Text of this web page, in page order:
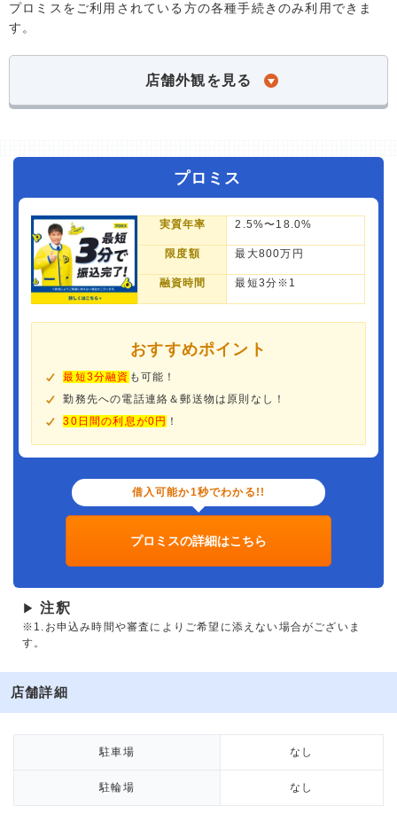
プロミスをご利用されている方の各種手続きのみ利用できま
す。
店舗外観を見る
プロミス
実質年率 2.5%〜18.0%
限度額 最大800万円
融資時間 最短3分※1
おすすめポイント
最短3分融資 も可能！
勤務先への電話連絡＆郵送物は原則なし！
30日間の利息が0円 ！
借入可能か1秒でわかる!!
プロミスの詳細はこちら
▶ 注釈
※1.お申込み時間や審査によりご希望に添えない場合がございま
す。
店舗詳細
駐車場 なし
駐輪場 なし